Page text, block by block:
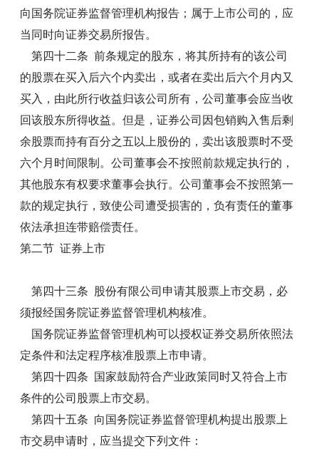
向国务院证券监督管理机构报告；属于上市公司的，应
当同时向证券交易所报告。
第四十二条 前条规定的股东，将其所持有的该公司
的股票在买入后六个内卖出，或者在卖出后六个月内又
买入，由此所行收益归该公司所有，公司董事会应当收
回该股东所得收益。但是，证券公司因包销购入售后剩
余股票而持有百分之五以上股份的，卖出该股票时不受
六个月时间限制。公司董事会不按照前款规定执行的，
其他股东有权要求董事会执行。公司董事会不按照第一
款的规定执行，致使公司遭受损害的，负有责任的董事
依法承担连带赔偿责任。
第二节 证券上市
第四十三条 股份有限公司申请其股票上市交易，必
须报经国务院证券监督管理机构核准。
国务院证券监督管理机构可以授权证券交易所依照法
定条件和法定程序核准股票上市申请。
第四十四条 国家鼓励符合产业政策同时又符合上市
条件的公司股票上市交易。
第四十五条 向国务院证券监督管理机构提出股票上
市交易申请时，应当提交下列文件：